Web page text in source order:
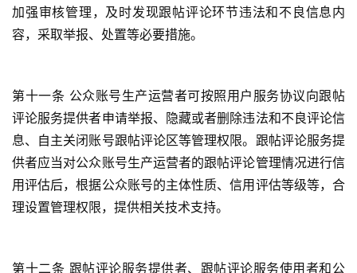
礼
纪
录
佛
教
艺
加强审核管理，及时发现跟帖评论环节违法和不良信息内
容，采取举报、处置等必要措施。
第十一条 公众账号生产运营者可按照用户服务协议向跟帖
评论服务提供者申请举报、隐藏或者删除违法和不良评论信
息、自主关闭账号跟帖评论区等管理权限。跟帖评论服务提
供者应当对公众账号生产运营者的跟帖评论管理情况进行信
用评估后，根据公众账号的主体性质、信用评估等级等，合
理设置管理权限，提供相关技术支持。
第十二条 跟帖评论服务提供者、跟帖评论服务使用者和公